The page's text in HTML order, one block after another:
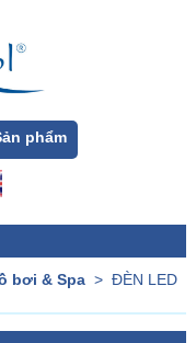
phẩm
bơi & Spa> ĐÈN LED